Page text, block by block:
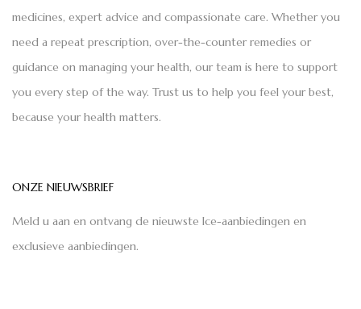
medicines, expert advice and compassionate care. Whether you
need a repeat prescription, over-the-counter remedies or
guidance on managing your health, our team is here to support
you every step of the way. Trust us to help you feel your best,
because your health matters.
ONZE NIEUWSBRIEF
Meld u aan en ontvang de nieuwste Ice-aanbiedingen en
exclusieve aanbiedingen.